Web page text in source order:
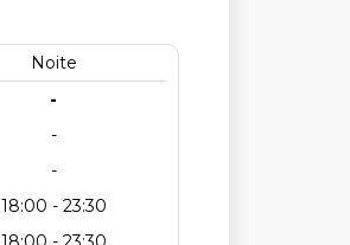
Noite
-
-
-
18:00 - 23:30